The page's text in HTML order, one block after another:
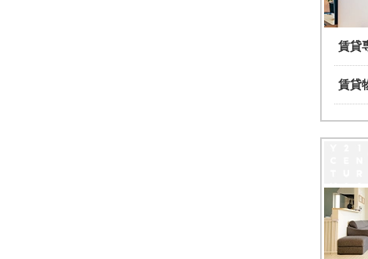
賃貸
賃貸